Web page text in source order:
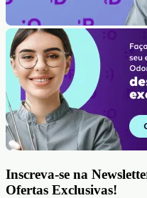
Inscreva-se na
Ofertas Exclusivas!